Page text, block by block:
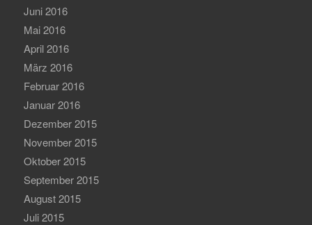
Juni 2016
Mai 2016
April 2016
März 2016
Februar 2016
Januar 2016
Dezember 2015
November 2015
Oktober 2015
September 2015
August 2015
Juli 2015